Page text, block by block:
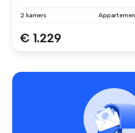
2 kamers
€ 1.229